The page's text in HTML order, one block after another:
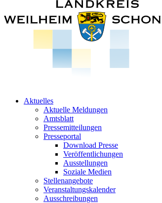
Aktuelles
Aktuelle Meldungen
Amtsblatt
Pressemitteilungen
Presseportal
Download Presse
Veröffentlichungen
Ausstellungen
Soziale Medien
Stellenangebote
Veranstaltungskalender
Ausschreibungen